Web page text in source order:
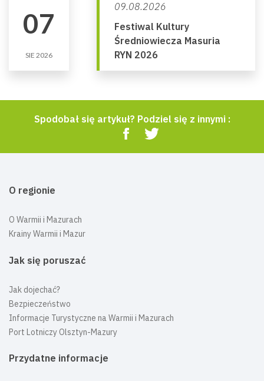
07
SIE 2026
09.08.2026
Festiwal Kultury
Średniowiecza Masuria
RYN 2026
Spodobał się artykuł? Podziel się z innymi :
O regionie
O Warmii i Mazurach
Krainy Warmii i Mazur
Jak się poruszać
Jak dojechać?
Bezpieczeństwo
Informacje Turystyczne na Warmii i Mazurach
Port Lotniczy Olsztyn-Mazury
Przydatne informacje